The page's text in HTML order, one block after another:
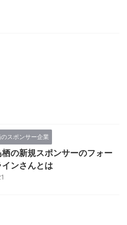
スポンサー企業
の新規スポンサーのフォー
ンさんとは